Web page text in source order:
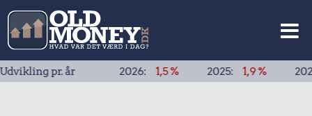
pr. år2026: 1,5 % 2025: 1,9 % 2024: 1,9 %